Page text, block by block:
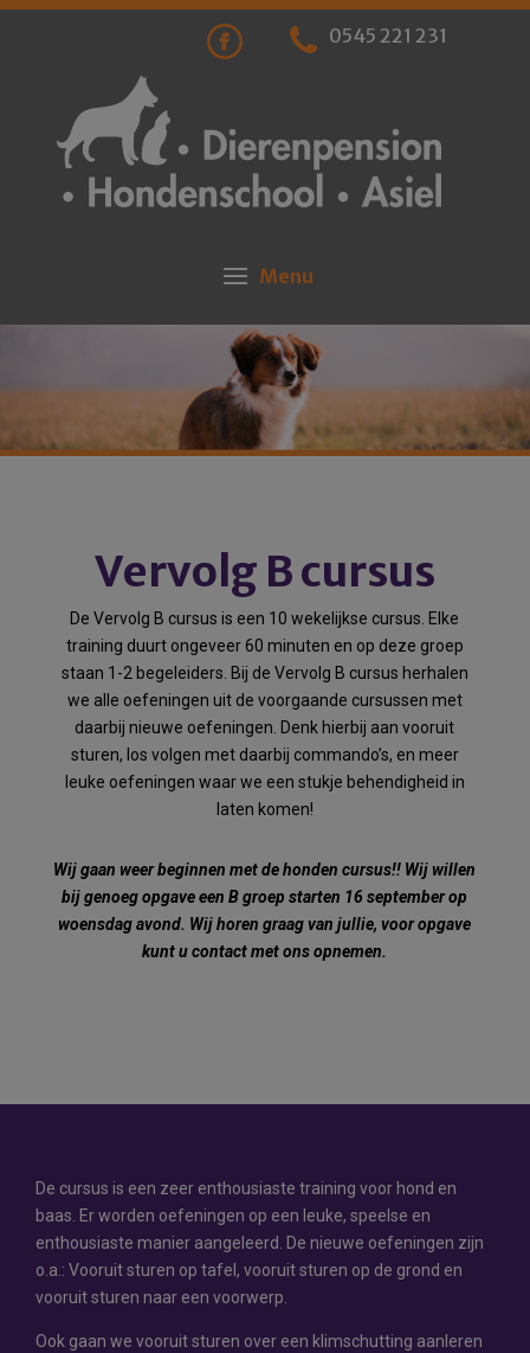
0545 221 231
Vervolg B cursus
De Vervolg B cursus is een 10 wekelijkse cursus. Elke
training duurt ongeveer 60 minuten en op deze groep
staan 1-2 begeleiders. Bij de Vervolg B cursus herhalen
we alle oefeningen uit de voorgaande cursussen met
daarbij nieuwe oefeningen. Denk hierbij aan vooruit
sturen, los volgen met daarbij commando’s, en meer
leuke oefeningen waar we een stukje behendigheid in
laten komen!
Wij gaan weer beginnen met de honden cursus!! Wij willen
bij genoeg opgave een B groep starten 16 september op
woensdag avond. Wij horen graag van jullie, voor opgave
kunt u contact met ons opnemen.
De cursus is een zeer enthousiaste training voor hond en
baas. Er worden oefeningen op een leuke, speelse en
enthousiaste manier aangeleerd. De nieuwe oefeningen zijn
o.a.: Vooruit sturen op tafel, vooruit sturen op de grond en
vooruit sturen naar een voorwerp.
Ook gaan we vooruit sturen over een klimschutting aanleren